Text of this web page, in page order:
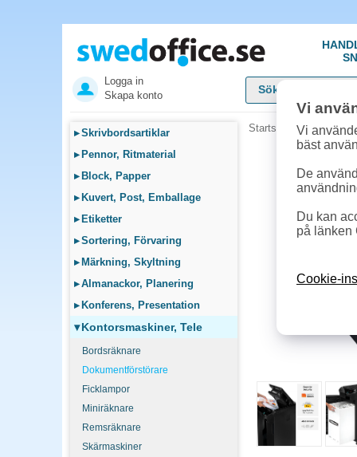
Logga in
Skapa konto
▸Skrivbordsartiklar
▸ Pennor, Ritmaterial
▸ Block, Papper
▸ Kuvert, Post, Emballage
▸ Etiketter
▸Sortering, Förvaring
▸ Märkning, Skyltning
▸Almanackor, Planering
▸ Konferens, Presentation
▾Kontorsmaskiner, Tele
Bordsräknare
Dokumentförstörare
Ficklampor
Miniräknare
Remsräknare
Skärmaskiner
Startsida »
Vi
Vi
bäst
De
Du kan
på länken
Cookie-